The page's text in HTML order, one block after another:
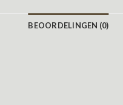
BEOORDELINGEN (0)